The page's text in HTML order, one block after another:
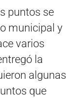
puntos se
municipal y
varios
la
algunas
que